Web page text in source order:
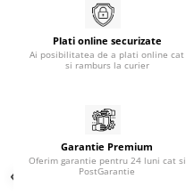
Plati online securizate
Ai posibilitatea de a plati online cat
si ramburs la curier
Garantie Premium
Oferim garantie pentru 24 luni cat si
PostGarantie